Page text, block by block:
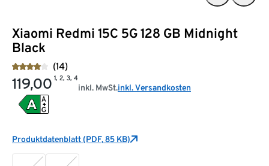
Xiaomi Redmi 15C 5G 128 GB Midnight
Black
(14)
119,00 1, 2, 3, 4
inkl. MwSt.inkl. Versandkosten
Produktdatenblatt (PDF, 85 KB)